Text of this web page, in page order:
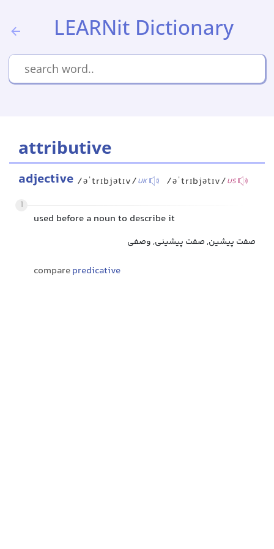
LEARNit Dictionary
attributive
adjective /əˈtrɪbjətɪv/UK /əˈtrɪbjətɪv/US
1
used before a noun to describe it
صفت پیشین, صفت پیشینی, وصفی
comparepredicative